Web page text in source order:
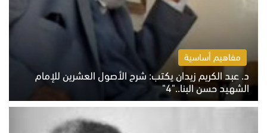
مفاهيم أساسية
د. عبد الكريم زيدان يكتب: شرح الأصول العشرين للإمام
الشهيد حسن البنا.."4"
الخميس 6 أغسطس 2026 10:27 ص